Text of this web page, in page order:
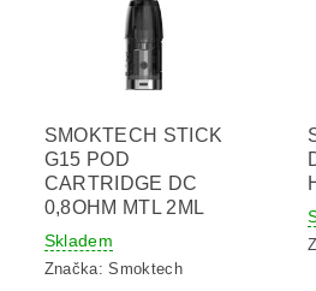
SMOKTECH STICK
G15 POD
CARTRIDGE DC
0,8OHM MTL 2ML
Skladem
Značka:Smoktech